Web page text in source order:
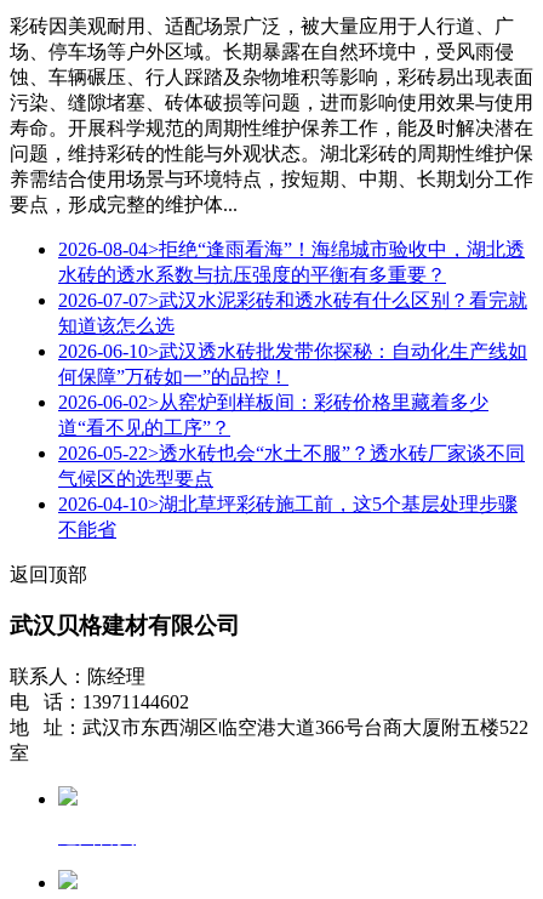
彩砖因美观耐用、适配场景广泛，被大量应用于人行道、广
场、停车场等户外区域。长期暴露在自然环境中，受风雨侵
蚀、车辆碾压、行人踩踏及杂物堆积等影响，彩砖易出现表面
污染、缝隙堵塞、砖体破损等问题，进而影响使用效果与使用
寿命。开展科学规范的周期性维护保养工作，能及时解决潜在
问题，维持彩砖的性能与外观状态。湖北彩砖的周期性维护保
养需结合使用场景与环境特点，按短期、中期、长期划分工作
要点，形成完整的维护体...
2026-08-04>拒绝“逢雨看海”！海绵城市验收中，湖北透
水砖的透水系数与抗压强度的平衡有多重要？
2026-07-07>武汉水泥彩砖和透水砖有什么区别？看完就
知道该怎么选
2026-06-10>武汉透水砖批发带你探秘：自动化生产线如
何保障”万砖如一”的品控！
2026-06-02>从窑炉到样板间：彩砖价格里藏着多少
道“看不见的工序”？
2026-05-22>透水砖也会“水土不服”？透水砖厂家谈不同
气候区的选型要点
2026-04-10>湖北草坪彩砖施工前，这5个基层处理步骤
不能省
返回顶部
武汉贝格建材有限公司
联系人：陈经理
电 话：13971144602
地 址：武汉市东西湖区临空港大道366号台商大厦附五楼522
室